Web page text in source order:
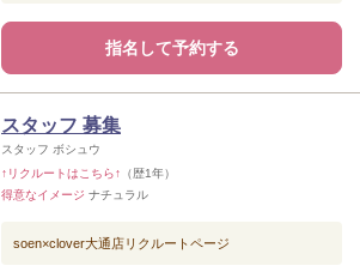
指名して予約する
スタッフ 募集
スタッフ ボシュウ
↑リクルートはこちら↑ （歴1年）
得意なイメージ ナチュラル
soen×clover大通店リクルートページ